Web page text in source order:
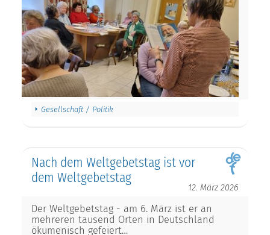
Gesellschaft / Politik
Nach dem Weltgebetstag ist vor
dem Weltgebetstag
12. März 2026
Der Weltgebetstag - am 6. März ist er an
mehreren tausend Orten in Deutschland
ökumenisch gefeiert…